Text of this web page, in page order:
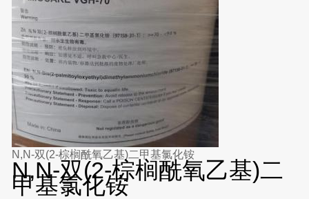
N,N-双(2-棕榈酰氧乙基)二甲基氯化铵
N,N-双(2-棕榈酰氧乙基)二
甲基氯化铵